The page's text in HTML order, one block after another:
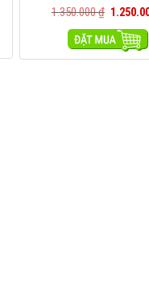
1.350.000₫
MUA HÀNG